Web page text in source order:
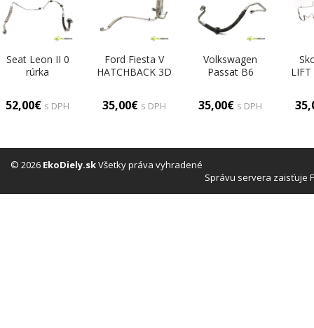
Seat Leon II 0
rúrka
52,00€ s DPH
Ford Fiesta V
HATCHBACK 3D
klimatizácie
35,00€ s DPH
Volkswagen
Passat B6
05-10 rúrka
(Rúrky
35,00€ s DPH
© 2026 EkoDiely.skVšetky práva vyhradené
Správu servera zaisťuje